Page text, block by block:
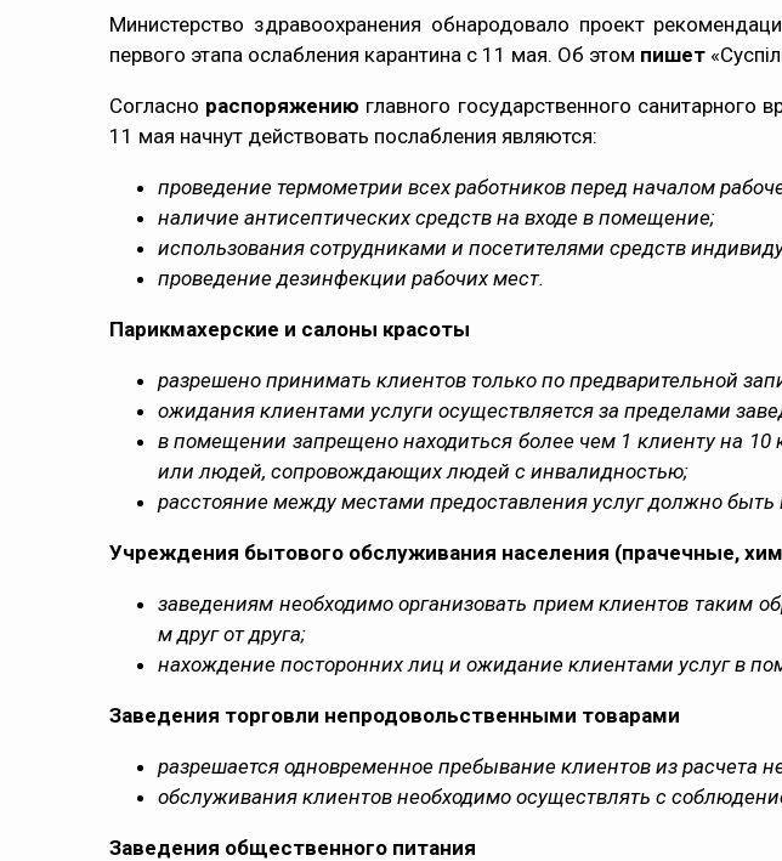
Министерство здравоохранения обнародовало проект
первого этапа ослабления карантина с 11 мая. Об этом пишет
Согласно распоряжению главного государственного
11 мая начнут действовать послабления являются:
проведение термометрии всех работников перед началом
наличие антисептических средств на входе в помещение;
использования сотрудниками и посетителями средств
проведение дезинфекции рабочих мест.
Парикмахерские и салоны красоты
разрешено принимать клиентов только по предварительной
ожидания клиентами услуги осуществляется за пределами
в помещении запрещено находиться более чем 1 клиенту на
или людей, сопровождающих людей с инвалидностью;
расстояние между местами предоставления услуг должно быть
Учреждения бытового обслуживания населения (прачечные,
заведениям необходимо организовать прием клиентов таким
м друг от друга;
нахождение посторонних лиц и ожидание клиентами услуг в
Заведения торговли непродовольственными товарами
разрешается одновременное пребывание клиентов из расчета
обслуживания клиентов необходимо осуществлять с
Заведения общественного питания